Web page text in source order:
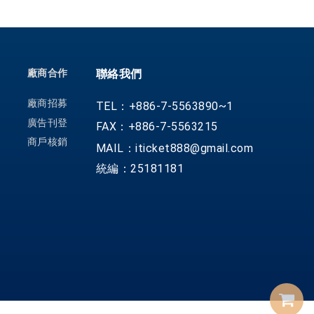
聯絡我們
TEL：+886-7-5563890~1
FAX：+886-7-5563215
MAIL：iticket888@gmail.com
統編：25181181
廠商合作
廠商招募
廣告刊登
商戶核銷